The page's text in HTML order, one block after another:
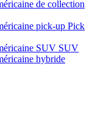
Pick
SUV